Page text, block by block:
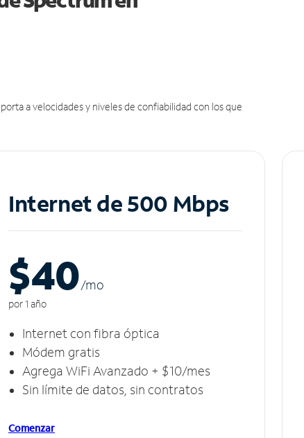
a velocidades y niveles de confiabilidad con los que
Internet de 500 Mbps
$40/mo
por 1 año
Internet con fibra óptica
Módem gratis
Agrega WiFi Avanzado + $10/mes
Sin límite de datos, sin contratos
Comenzar